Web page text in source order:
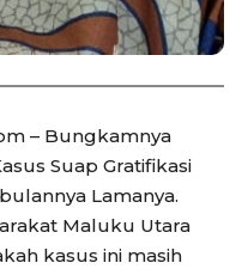
– Bungkamnya
Suap Gratifikasi
Lamanya.
Maluku Utara
kasus ini masih